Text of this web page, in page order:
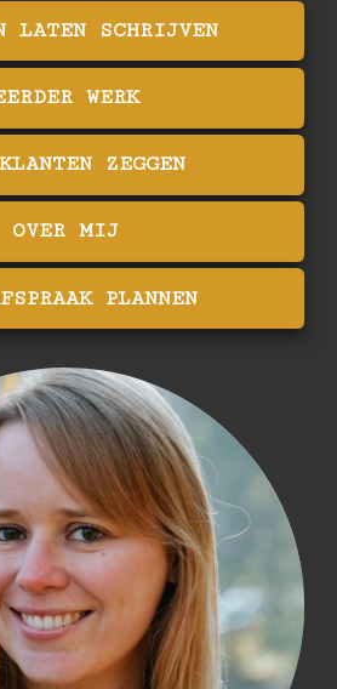
LATEN SCHRIJVEN
WERK
ZEGGEN
OVER MIJ
PLANNEN